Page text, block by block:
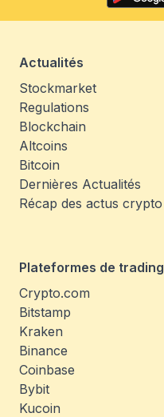
Actualités
Stockmarket
Regulations
Blockchain
Altcoins
Bitcoin
Dernières Actualités
Récap des actus crypto
Plateformes de trading
Crypto.com
Bitstamp
Kraken
Binance
Coinbase
Bybit
Kucoin